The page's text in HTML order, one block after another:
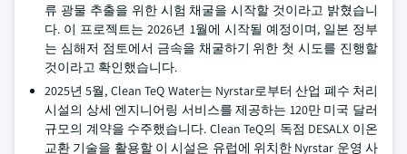
류 광물 추출을 위한 시험 채굴을 시작할 것이라고 밝혔습니
다. 이 프로젝트는 2026년 1월에 시작될 예정이며, 일본 정부
는 심해저 점토에서 금속을 채굴하기 위한 첫 시도를 진행할
것이라고 확인했습니다.
2025년 5월, Clean TeQ Water는 Nyrstar로부터 산업 폐수 처리
시설의 상세 엔지니어링 서비스를 제공하는 120만 미국 달러
규모의 계약을 수주했습니다. Clean TeQ의 독점 DESALX 이온
교환 기술을 활용할 이 시설은 유럽에 위치한 Nyrstar 운영 사